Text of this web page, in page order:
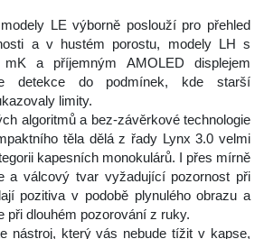
LE výborně poslouží pro přehled
a v hustém porostu, modely LH s
a příjemným AMOLED displejem
detekce do podmínek, kde starší
limity.
algoritmů a bez-závěrkové technologie
těla dělá z řady Lynx 3.0 velmi
kapesních monokulárů. I přes mírně
a válcový tvar vyžadující pozornost při
pozitiva v podobě plynulého obrazu a
při dlouhém pozorování z ruky.
nástroj, který vás nebude tížit v kapse,